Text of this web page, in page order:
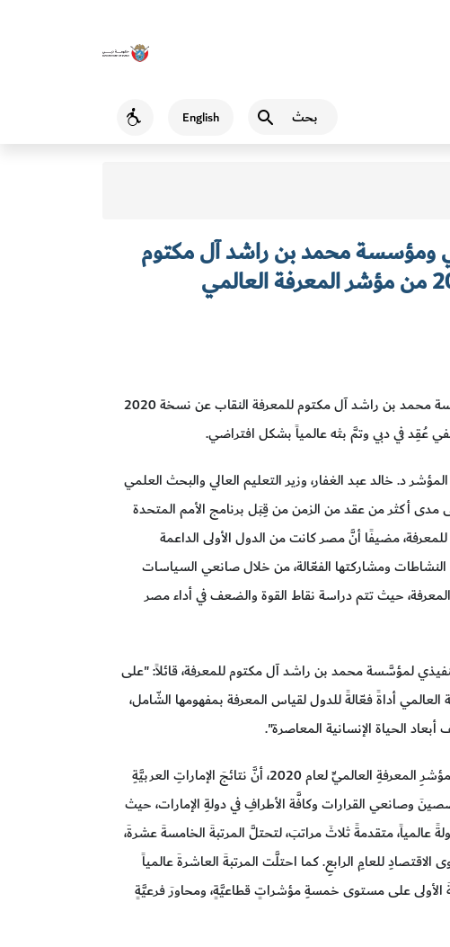
English
Accessibility
ومؤسسة محمد بن راشد آل مكتوم
كشف برنامج الأمم المتحدة الإنمائي ومؤسَّسة محمد بن راشد آل مكتوم للمعرفة النقاب عن نسخة 2020
عُقِد في دبي وتمَّ بثه عالمياً بشكل افتراضي.
د. خالد عبد الغفار، وزير التعليم العالي والبحث العلمي
مدى أكثر من عقد من الزمن من قِبَل برنامج الأمم المتحدة
مضيفًا أنَّ مصر كانت من الدول الأولى الداعمة
ومشاركتها الفعّالة، من خلال صانعي السياسات
حيث تتم دراسة نقاط القوة والضعف في أداء مصر
لمؤسَّسة محمد بن راشد آل مكتوم للمعرفة، قائلاً: "على
أداةً فعّالةً للدول لقياس المعرفة بمفهومها الشّامل،
الحياة الإنسانية المعاصرة".
وأوضح سعادته في لمحةٍ سريعةٍ على نتائجِ مؤشرِ المعرفةِ العالميِّ لعام 2020، أنَّ نتائجَ الإماراتِ العربيَّةِ
وصانعي القرارات وكافَّة الأطرافِ في دولةِ الإمارات، حيث
متقدمةً ثلاثَ مراتبَ، لتحتلَّ المرتبةَ الخامسةَ عشرةَ،
للعامِ الرابعِ. كما احتلَّت المرتبةَ العاشرةَ عالمياً
الأولى على مستوى خمسةِ مؤشراتٍ قطاعيَّةٍ، ومحاورَ فرعيَّةٍ